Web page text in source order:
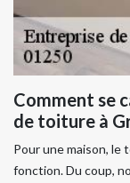
Comment se
de toiture à
Pour une maison,
fonction. Du coup,